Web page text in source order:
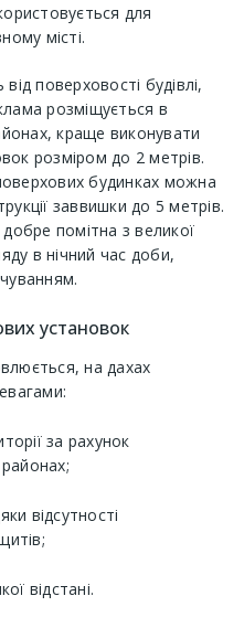
для
місті.
поверховості будівлі,
розміщується в
краще виконувати
розміром до 2 метрів.
будинках можна
заввишки до 5 метрів.
помітна з великої
в нічний час доби,
установок
на дахах
за рахунок
відсутності
відстані.